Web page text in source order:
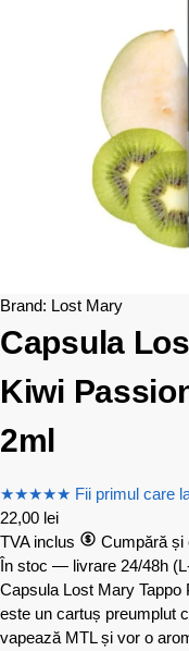
Brand: Lost Mary
Capsula
Kiwi
2ml
★★★★★ Fii primul care
22,00 lei
TVA inclus
Cumpără și
În stoc — livrare 24/48h
Capsula Lost Mary
este un cartuș preumplut
vapează MTL și vor o